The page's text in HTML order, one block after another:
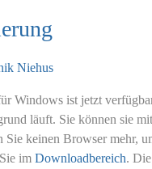
Niehus
Windows ist jetzt
läuft. Sie können sie
keinen Browser mehr,
im Downloadbereich.